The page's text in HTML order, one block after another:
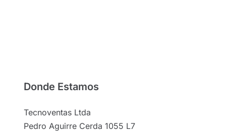
Donde Estamos
Tecnoventas Ltda
Pedro Aguirre Cerda 1055 L7